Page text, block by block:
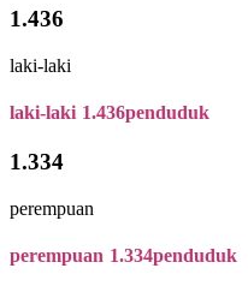
1.436
laki-laki
laki-laki 1.436penduduk
1.334
perempuan
perempuan 1.334penduduk